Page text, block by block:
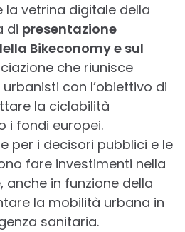
la vetrina digitale della
di presentazione
Bikeconomy e sul
che riunisce
con l’obiettivo di
la ciclabilità
i fondi europei.
per i decisori pubblici e le
fare investimenti nella
anche in funzione della
la mobilità urbana in
sanitaria.